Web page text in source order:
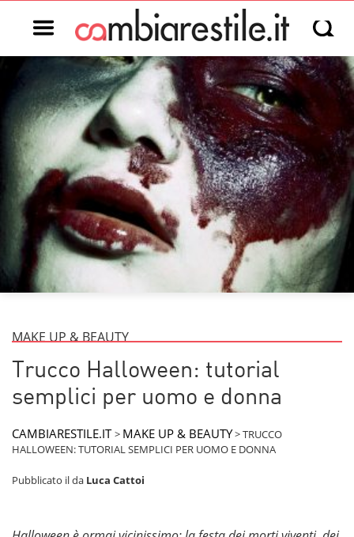
Open main menu Open
MAKE UP & BEAUTY
Trucco Halloween: tutorial
semplici per uomo e donna
CAMBIARESTILE.IT > MAKE UP & BEAUTY>TRUCCO
HALLOWEEN: TUTORIAL SEMPLICI PER UOMO E DONNA
Pubblicato ilda Luca Cattoi